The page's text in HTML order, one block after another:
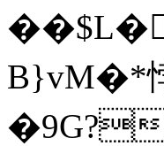
B}vM�*
�9G?